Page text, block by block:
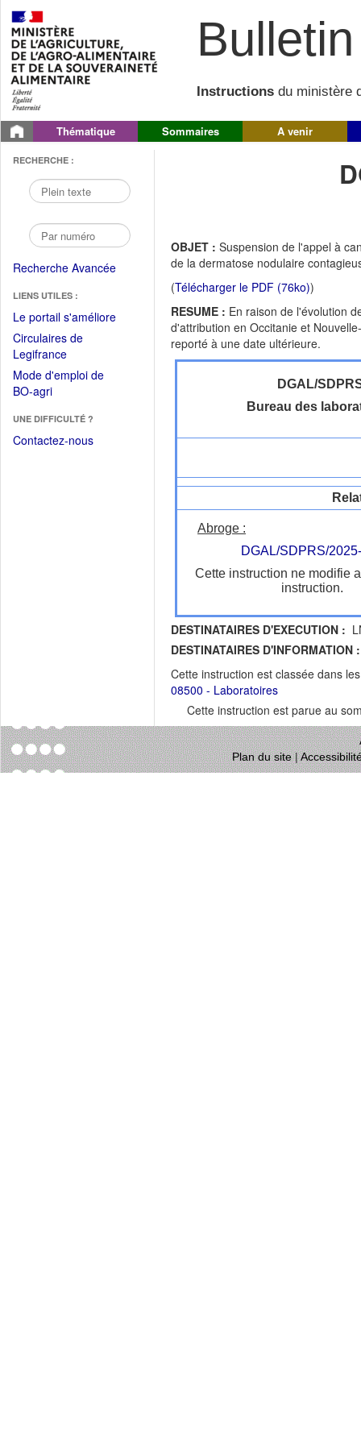
Instructions du ministère
Thématique Sommaires A venir
RECHERCHE :
Recherche Avancée
LIENS UTILES :
Le portail s'améliore(Fichier
Circulaires de
Legifrance(Ouvrir
dans
une
fenêtre)
Mode d'emploi de
BO-agri(Ouvrir
une
nouvelle
UNE DIFFICULTÉ ?
Contactez-nous
OBJET : Suspension de l'appel à
de la dermatose nodulaire
(Télécharger le PDF (76ko))
RESUME : En raison de l'évolution
d'attribution en Occitanie et
reporté à une date ultérieure.
DGAL/
Bureau des
Abroge :
DGAL/SDPRS/
Cette instruction ne modifie
instruction.
DESTINATAIRES D'EXECUTION :
DESTINATAIRES D'INFORMATION :
Cette instruction est classée dans
08500 - Laboratoires
Cette instruction est parue au
Plan du site|